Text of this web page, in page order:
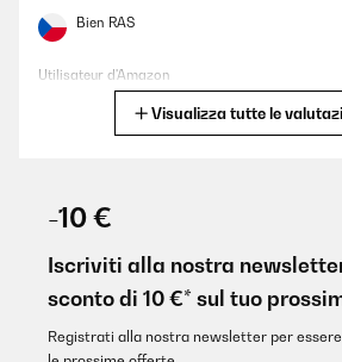
Bien RAS
Utilisateur d'Amazon
famille un régal, pizza bonne ,cuite au feu
Utilisateur d'Amazon
Tradurre
Visualizza tutte le
-10 €
Iscriviti alla nostra
sconto di 10 €* sul tuo
Registrati alla nostra newsletter per